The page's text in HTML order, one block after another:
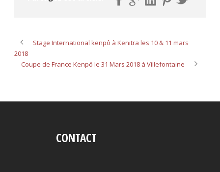
Stage International kenpô à Kenitra les 10 & 11 mars
2018
Coupe de France Kenpô le 31 Mars 2018 à Villefontaine
CONTACT